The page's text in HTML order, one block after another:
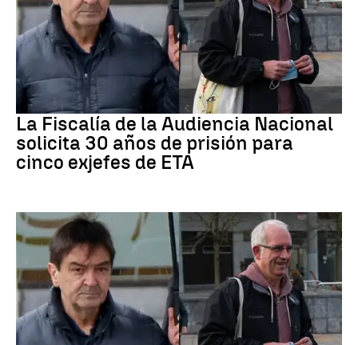
ETA
La Fiscalía de la Audiencia Nacional
solicita 30 años de prisión para
cinco exjefes de ETA